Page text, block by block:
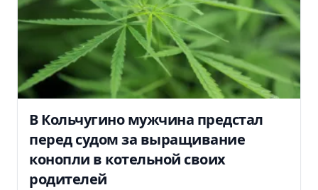
В Кольчугино мужчина предстал
перед судом за выращивание
конопли в котельной своих
родителей